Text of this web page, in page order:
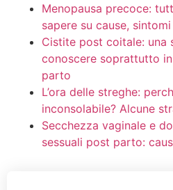
Menopausa precoce:
sapere su cause,
Cistite post coitale: una
conoscere soprattutto
parto
L’ora delle streghe:
inconsolabile? Alcune
Secchezza vaginale e
sessuali post parto: